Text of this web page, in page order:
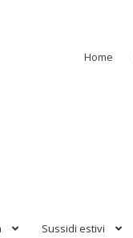
Home
Sussidi estivi